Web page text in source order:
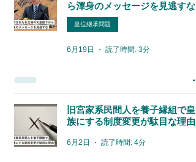
ら渾身のメッセージを見逃すな
皇位継承問題
6月19日 読了時間: 3分
旧宮家系民間人を養子縁組で皇
族にする制度変更が駄目な理由
6月2日 読了時間: 4分